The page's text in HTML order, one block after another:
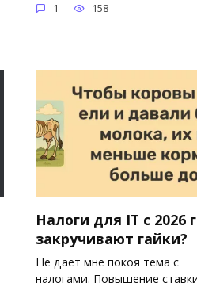
1 158
Налоги для IT с 2026
закручивают гайки?
Не дает мне покоя тема с
налогами. Повышение